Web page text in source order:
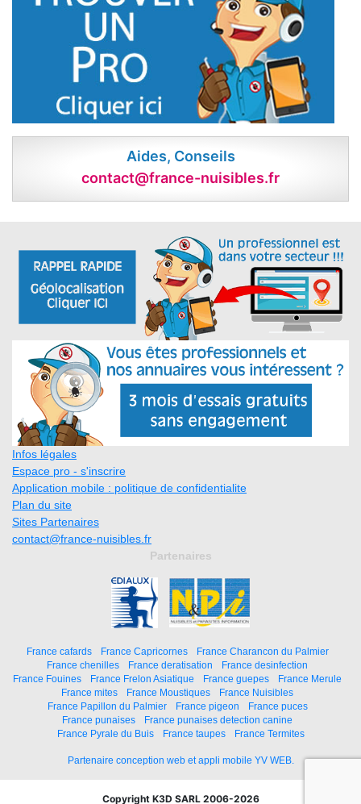
Aides, Conseils
contact@france-nuisibles.fr
Infos légales
Espace pro - s'inscrire
Application mobile : politique de confidentialite
Plan du site
Sites Partenaires
contact@france-nuisibles.fr
Partenaires
France cafards France Capricornes
France Charancon du Palmier
France chenilles
France deratisation
France desinfection
France Fouines
France Frelon Asiatique France guepes
France Merule
France mites
France Moustiques
France Nuisibles
France Papillon du Palmier
France pigeon
France puces
France punaises
France punaises detection canine
France Pyrale du Buis
France taupes France Termites
Partenaire conception web et appli mobile YV WEB.
Copyright K3D SARL 2006-2026